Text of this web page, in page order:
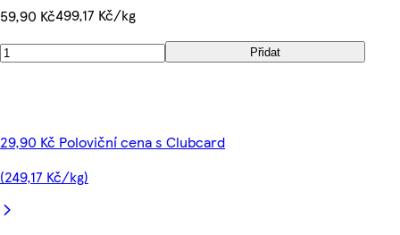
59,90 Kč499,17 Kč/kg
Přidat
29,90 Kč Poloviční cena s Clubcard
(249,17 Kč/kg)